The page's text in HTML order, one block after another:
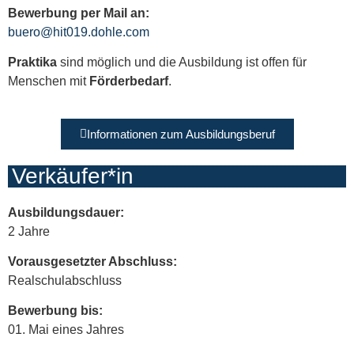
Bewerbung per Mail an:
buero@hit019.dohle.com
Praktika sind möglich und die Ausbildung ist offen für
Menschen mit Förderbedarf.
Informationen zum Ausbildungsberuf
Verkäufer*in
Ausbildungsdauer:
2 Jahre
Vorausgesetzter Abschluss:
Realschulabschluss
Bewerbung bis:
01. Mai eines Jahres